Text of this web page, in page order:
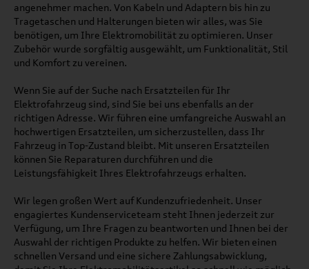
angenehmer machen. Von Kabeln und Adaptern bis hin zu
Tragetaschen und Halterungen bieten wir alles, was Sie
benötigen, um Ihre Elektromobilität zu optimieren. Unser
Zubehör wurde sorgfältig ausgewählt, um Funktionalität, Stil
und Komfort zu vereinen.
Wenn Sie auf der Suche nach Ersatzteilen für Ihr
Elektrofahrzeug sind, sind Sie bei uns ebenfalls an der
richtigen Adresse. Wir führen eine umfangreiche Auswahl an
hochwertigen Ersatzteilen, um sicherzustellen, dass Ihr
Fahrzeug in Top-Zustand bleibt. Mit unseren Ersatzteilen
können Sie Reparaturen durchführen und die
Leistungsfähigkeit Ihres Elektrofahrzeugs erhalten.
Wir legen großen Wert auf Kundenzufriedenheit. Unser
engagiertes Kundenserviceteam steht Ihnen jederzeit zur
Verfügung, um Ihre Fragen zu beantworten und Ihnen bei der
Auswahl der richtigen Produkte zu helfen. Wir bieten einen
schnellen Versand und eine sichere Zahlungsabwicklung,